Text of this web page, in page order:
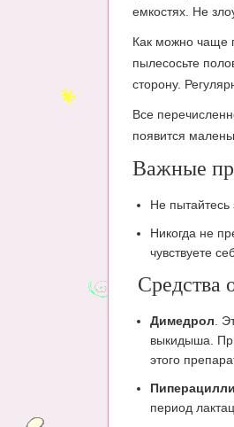
емкостях. Не
Как можно чаще
пылесосьте
сторону.
Все
появится
Важные
Не
Никогда не
чувствуете
Средства
Димедрол .
выкидыша.
этого
период